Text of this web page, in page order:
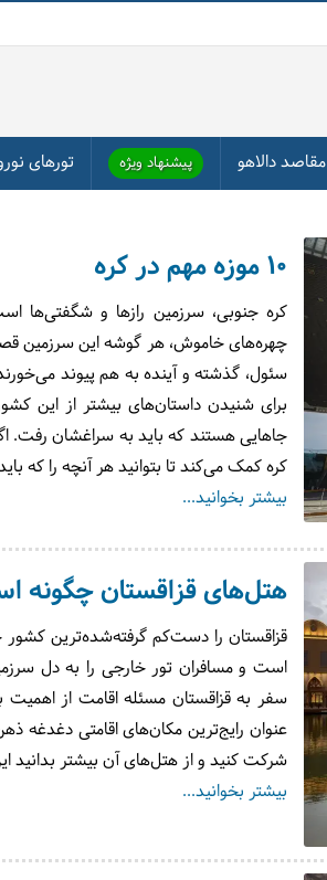
مقاصد دالاهو پیشنهاد ویژه تورهای نوروز
۱۰ موزه مهم در کره
کره جنوبی، سرزمین رازها و شگفتی‌ها
چهره‌های خاموش، هر گوشه این سرزمین
سئول، گذشته و آینده به هم پیوند
برای شنیدن داستان‌های بیشتر از این
جاهایی هستند که باید به سراغشان رفت.
کره کمک می‌کند تا بتوانید هر آنچه را که
بیشتر بخوانید...
هتل‌های قزاقستان چگونه
قزاقستان را دست‌کم گرفته‌شده‌ترین
است و مسافران تور خارجی را به دل
سفر به قزاقستان مسئله اقامت از اهمیت
عنوان رایج‌ترین مکان‌های اقامتی دغدغه
شرکت کنید و از هتل‌های آن بیشتر بدانید
بیشتر بخوانید...